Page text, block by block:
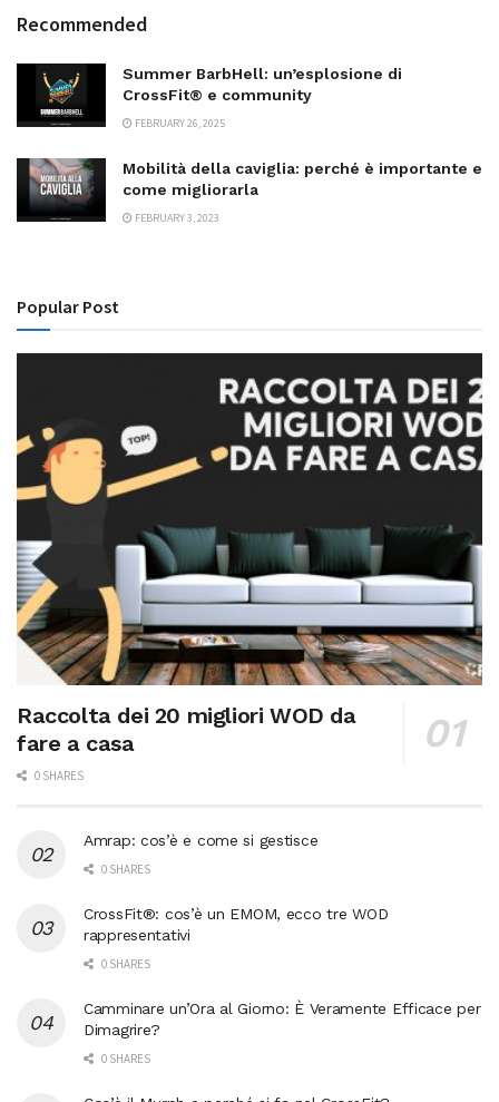
Recommended
Summer BarbHell: un’esplosione di
CrossFit® e community
FEBRUARY 26, 2025
Mobilità della caviglia: perché è importante e
come migliorarla
FEBRUARY 3, 2023
Popular Post
Raccolta dei 20 migliori WOD da
fare a casa
0 SHARES
Amrap: cos’è e come si gestisce
0 SHARES
CrossFit®: cos’è un EMOM, ecco tre WOD
rappresentativi
0 SHARES
Camminare un’Ora al Giorno: È Veramente Efficace per
Dimagrire?
0 SHARES